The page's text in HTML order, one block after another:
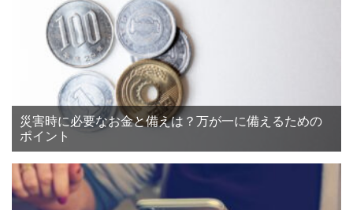
災害時に必要なお金と備えは？万が一に備えるための
ポイント